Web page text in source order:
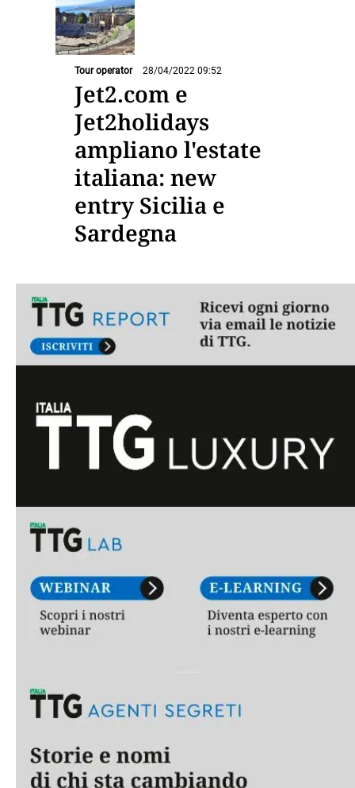
Tour operator 28/04/2022 09:52
Jet2.com e
Jet2holidays
ampliano l'estate
italiana: new
entry Sicilia e
Sardegna